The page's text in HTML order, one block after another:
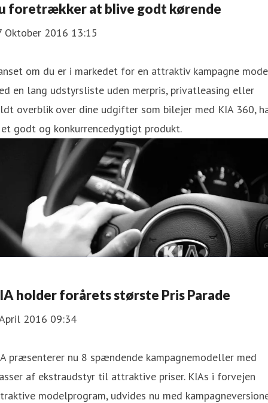
foretrækker at blive godt kørende
Oktober 2016 13:15
om du er i markedet for en attraktiv kampagne
en lang udstyrsliste uden merpris, privatleasing eller
overblik over dine udgifter som bilejer med KIA 360,
godt og konkurrencedygtigt produkt.
holder forårets største Pris Parade
2016 09:34
præsenterer nu 8 spændende kampagnemodeller med
af ekstraudstyr til attraktive priser. KIAs i forvejen
modelprogram, udvides nu med